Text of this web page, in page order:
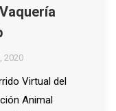
2020
Virtual del
Animal